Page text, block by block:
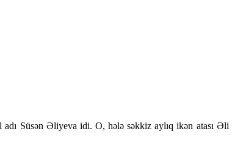
Süsən Əliyeva idi. O, hələ səkkiz aylıq ikən atası Əli